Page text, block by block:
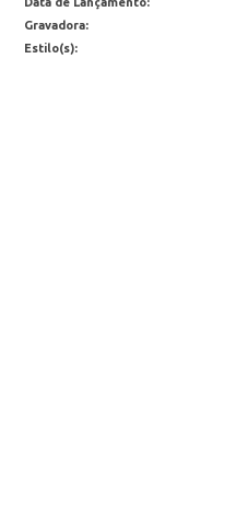
Gravadora:
Estilo(s):